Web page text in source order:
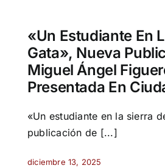
«Un Estudiante En
Gata», Nueva
Miguel Ángel
Presentada En
«Un estudiante en la sierra
publicación de [...]
diciembre 13, 2025